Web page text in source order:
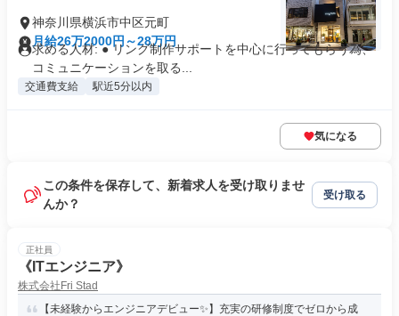
神奈川県横浜市中区元町
月給26万2000円～28万円
求める人材: ● リング制作サポートを中心に行ってもらう為、
コミュニケーションを取る...
交通費支給 駅近5分以内
気になる
この条件を保存して、新着求人を受け取りませ
んか？
受け取る
正社員
《ITエンジニア》
株式会社Fri Stad
【未経験からエンジニアデビュー✨】充実の研修制度でゼロから成